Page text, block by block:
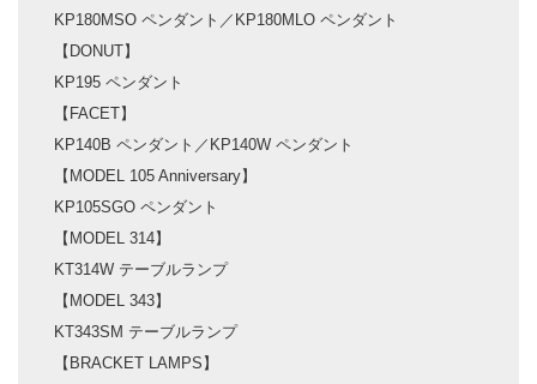
KP180MSO ペンダント／KP180MLO ペンダント
【DONUT】
KP195 ペンダント
【FACET】
KP140B ペンダント／KP140W ペンダント
【MODEL 105 Anniversary】
KP105SGO ペンダント
【MODEL 314】
KT314W テーブルランプ
【MODEL 343】
KT343SM テーブルランプ
【BRACKET LAMPS】